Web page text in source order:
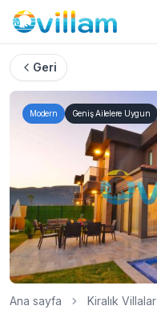
Geri
Modern Geniş Ailelere Uygun
Ana sayfa Kiralık Villalar